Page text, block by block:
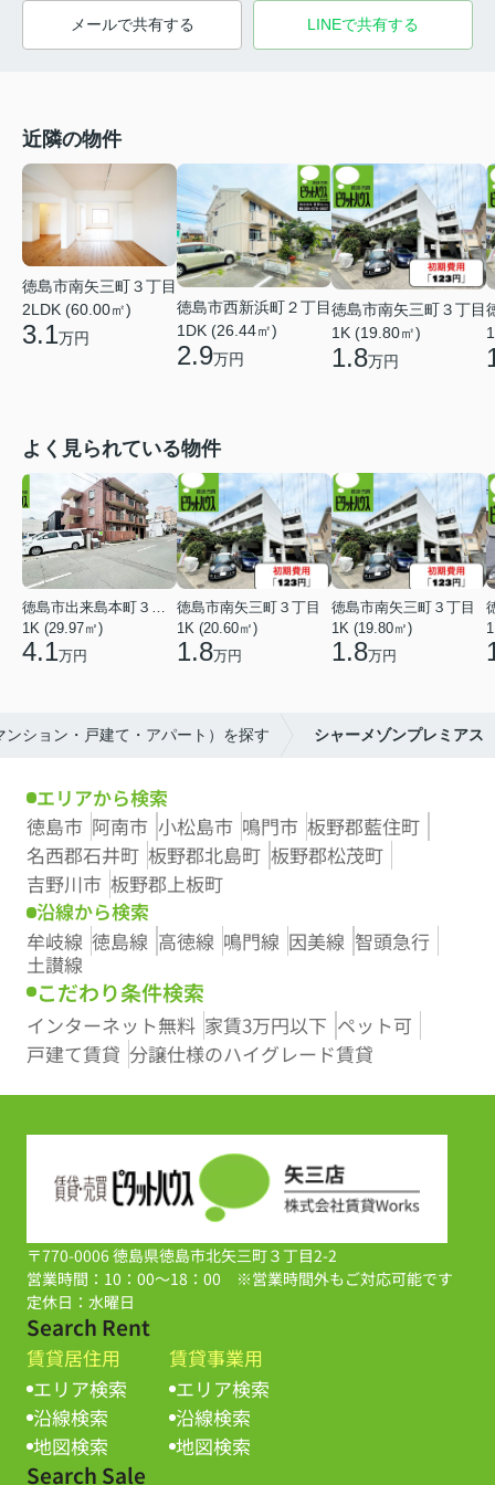
メールで共有する LINEで共有する
近隣の物件
徳島市南矢三町３丁目
2LDK (60.00㎡)
3.1万円
徳島市西新浜町２丁目
1DK (26.44㎡)
2.9万円
徳島市南矢三町３丁目
1K (19.80㎡)
1.8万円
よく見られている物件
1K (29.97㎡)
4.1万円
徳島市南矢三町３丁目
1K (20.60㎡)
1.8万円
徳島市南矢三町３丁目
1K (19.80㎡)
1.8万円
ション・戸建て・アパート）を探す シャーメゾンプレミアス
エリアから検索
徳島市 阿南市 小松島市 鳴門市 板野郡藍住町
名西郡石井町 板野郡北島町 板野郡松茂町
吉野川市 板野郡上板町
沿線から検索
牟岐線 徳島線 高徳線 鳴門線 因美線 智頭急行
土讃線
こだわり条件検索
インターネット無料 家賃3万円以下 ペット可
戸建て賃貸 分譲仕様のハイグレード賃貸
〒770-0006 徳島県徳島市北矢三町３丁目2-2
営業時間：10：00～18：00 ※営業時間外もご対応可能です
定休日：水曜日
Search Rent
賃貸居住用
エリア検索
沿線検索
地図検索
賃貸事業用
エリア検索
沿線検索
地図検索
Search Sale